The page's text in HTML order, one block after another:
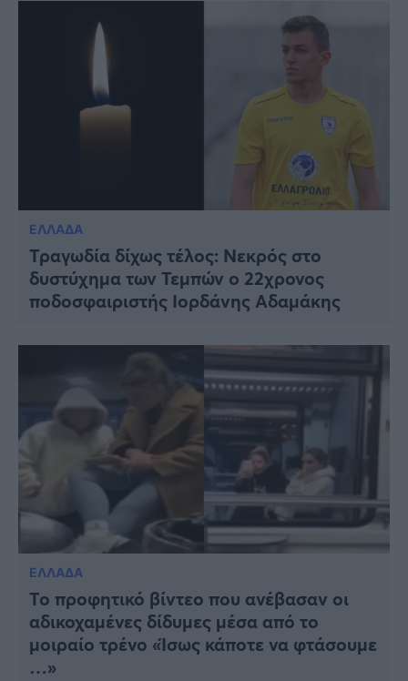
ΕΛΛΑΔΑ
Τραγωδία δίχως τέλος: Νεκρός στο
δυστύχημα των Τεμπών o 22χρονος
ποδοσφαιριστής Ιορδάνης Αδαμάκης
ΕΛΛΑΔΑ
Το προφητικό βίντεο που ανέβασαν οι
αδικοχαμένες δίδυμες μέσα από το
μοιραίο τρένο «Ίσως κάποτε να φτάσουμε
…»